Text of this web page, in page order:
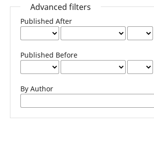
Advanced filters
Published After
Published Before
By Author